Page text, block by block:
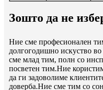
Зошто да не
Ние сме професионален
долгогодишно искуство
сме млад тим, полн со
посветен тим.Ние
да ги задоволиме
доверба.Ние сме тим со